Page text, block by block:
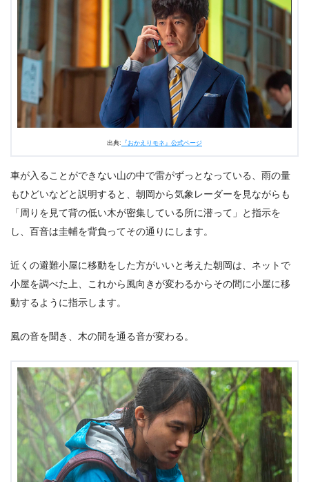
出典: 『おかえりモネ』公式ページ
車が入ることができない山の中で雷がずっとなっている、雨の量
もひどいなどと説明すると、朝岡から気象レーダーを見ながらも
「周りを見て背の低い木が密集している所に潜って」と指示を
し、百音は圭輔を背負ってその通りにします。
近くの避難小屋に移動をした方がいいと考えた朝岡は、ネットで
小屋を調べた上、これから風向きが変わるからその間に小屋に移
動するように指示します。
風の音を聞き、木の間を通る音が変わる。